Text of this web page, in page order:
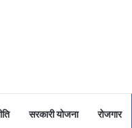
सरकारी योजना रोजगार